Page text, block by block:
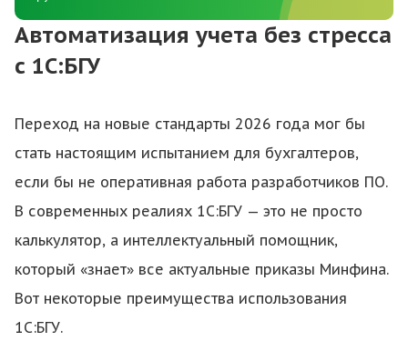
Автоматизация учета без стресса
с 1С:БГУ
Переход на новые стандарты 2026 года мог бы
стать настоящим испытанием для бухгалтеров,
если бы не оперативная работа разработчиков ПО.
В современных реалиях 1С:БГУ — это не просто
калькулятор, а интеллектуальный помощник,
который «знает» все актуальные приказы Минфина.
Вот некоторые преимущества использования
1С:БГУ.